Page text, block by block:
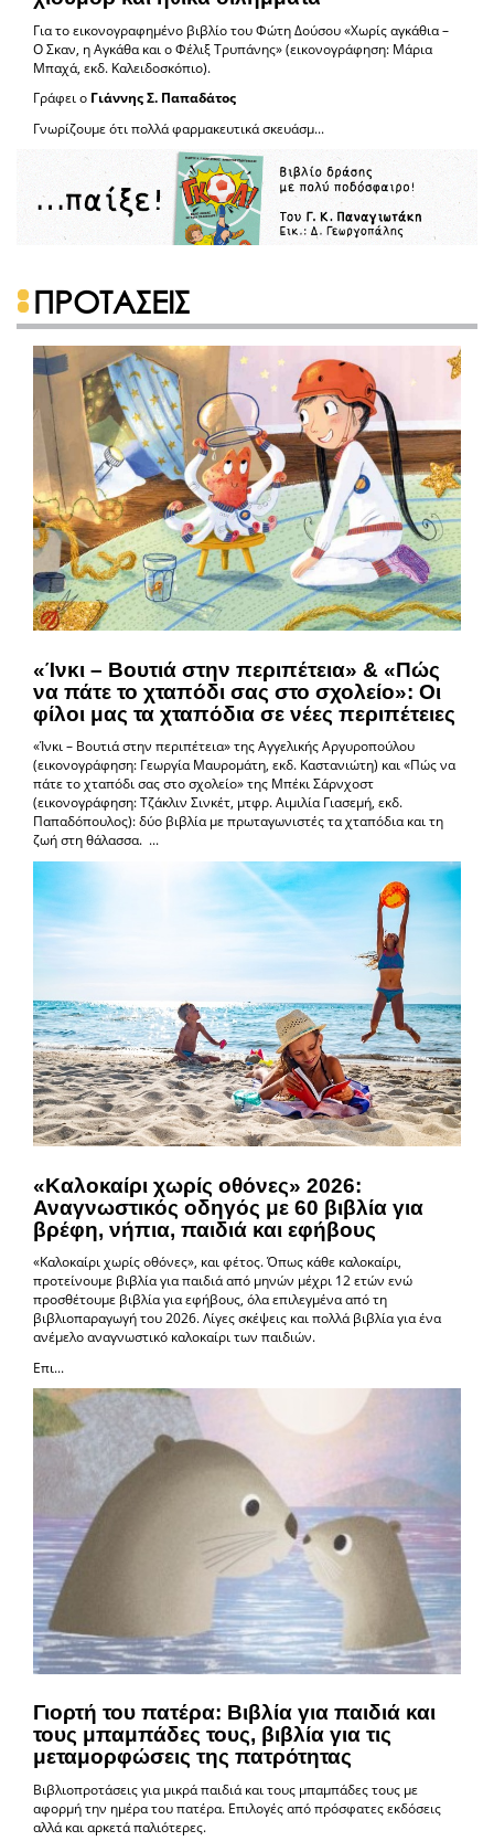
Για το εικονογραφημένο βιβλίο του Φώτη Δούσου «Χωρίς αγκάθια –
Ο Σκαν, η Αγκάθα και ο Φέλιξ Τρυπάνης» (εικονογράφηση: Μάρια
Μπαχά, εκδ. Καλειδοσκόπιο).
Γράφει ο Γιάννης Σ. Παπαδάτος
Γνωρίζουμε ότι πολλά φαρμακευτικά σκευάσμ...
ΠΡΟΤΑΣΕΙΣ
«Ίνκι – Βουτιά στην περιπέτεια» & «Πώς
να πάτε το χταπόδι σας στο σχολείο»: Οι
φίλοι μας τα χταπόδια σε νέες περιπέτειες
«Ίνκι – Βουτιά στην περιπέτεια» της Αγγελικής Αργυροπούλου
(εικονογράφηση: Γεωργία Μαυρομάτη, εκδ. Καστανιώτη) και «Πώς να
πάτε το χταπόδι σας στο σχολείο» της Μπέκι Σάρνχοστ
(εικονογράφηση: Τζάκλιν Σινκέτ, μτφρ. Αιμιλία Γιασεμή, εκδ.
Παπαδόπουλος): δύο βιβλία με πρωταγωνιστές τα χταπόδια και τη
ζωή στη θάλασσα. ...
«Καλοκαίρι χωρίς οθόνες» 2026:
Αναγνωστικός οδηγός με 60 βιβλία για
βρέφη, νήπια, παιδιά και εφήβους
«Καλοκαίρι χωρίς οθόνες», και φέτος. Όπως κάθε καλοκαίρι,
προτείνουμε βιβλία για παιδιά από μηνών μέχρι 12 ετών ενώ
προσθέτουμε βιβλία για εφήβους, όλα επιλεγμένα από τη
βιβλιοπαραγωγή του 2026. Λίγες σκέψεις και πολλά βιβλία για ένα
ανέμελο αναγνωστικό καλοκαίρι των παιδιών.
Επι...
Γιορτή του πατέρα: Βιβλία για παιδιά και
τους μπαμπάδες τους, βιβλία για τις
μεταμορφώσεις της πατρότητας
Βιβλιοπροτάσεις για μικρά παιδιά και τους μπαμπάδες τους με
αφορμή την ημέρα του πατέρα. Επιλογές από πρόσφατες εκδόσεις
αλλά και αρκετά παλιότερες.